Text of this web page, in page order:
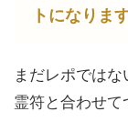
トになりま
まだレポではな
霊符と合わせて